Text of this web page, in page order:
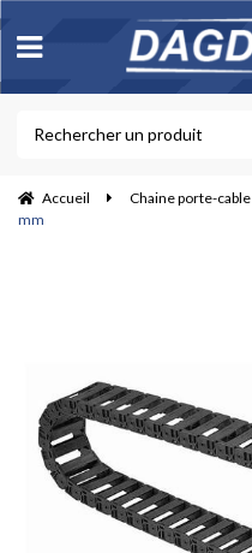
Accueil Chaine porte-cable
mm